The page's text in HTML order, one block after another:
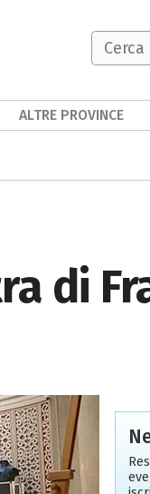
di
ALTRE PROVINCE